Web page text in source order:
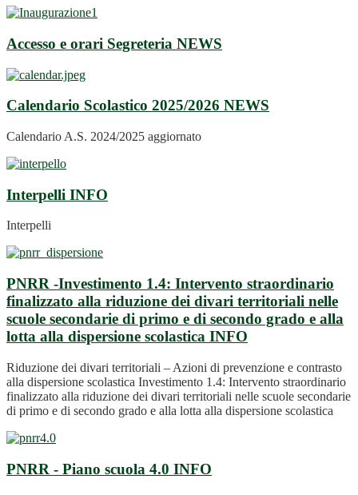
Accesso e orari Segreteria NEWS
Calendario Scolastico 2025/2026 NEWS
Calendario A.S. 2024/2025 aggiornato
Interpelli INFO
Interpelli
PNRR -Investimento 1.4: Intervento straordinario
finalizzato alla riduzione dei divari territoriali nelle
scuole secondarie di primo e di secondo grado e alla
lotta alla dispersione scolastica INFO
Riduzione dei divari territoriali – Azioni di prevenzione e contrasto
alla dispersione scolastica Investimento 1.4: Intervento straordinario
finalizzato alla riduzione dei divari territoriali nelle scuole secondarie
di primo e di secondo grado e alla lotta alla dispersione scolastica
PNRR - Piano scuola 4.0 INFO